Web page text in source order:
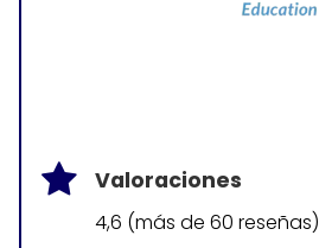
Valoraciones
4,6 (más de 60 reseñas)